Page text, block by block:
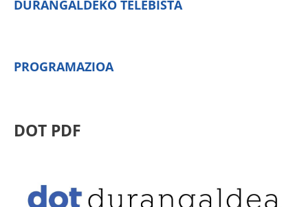
DURANGALDEKO TELEBISTA
PROGRAMAZIOA
DOT PDF